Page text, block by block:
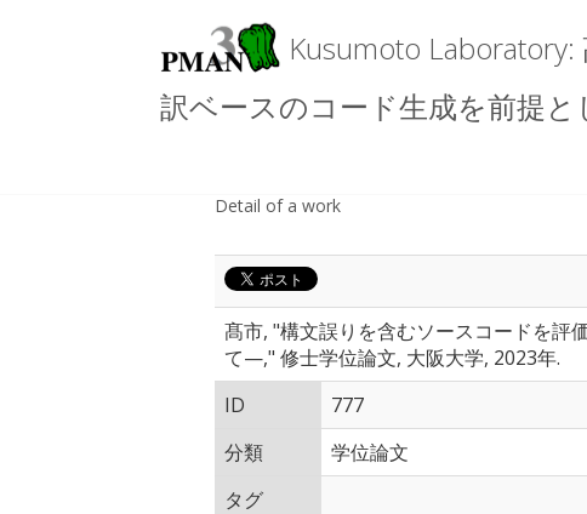
Kusumoto
訳ベースのコード生成を前提
Detail of a work
髙市, "構文誤りを含むソースコードを評
て—," 修士学位論文, 大阪大学, 2023年.
ID
777
分類
学位論文
タグ